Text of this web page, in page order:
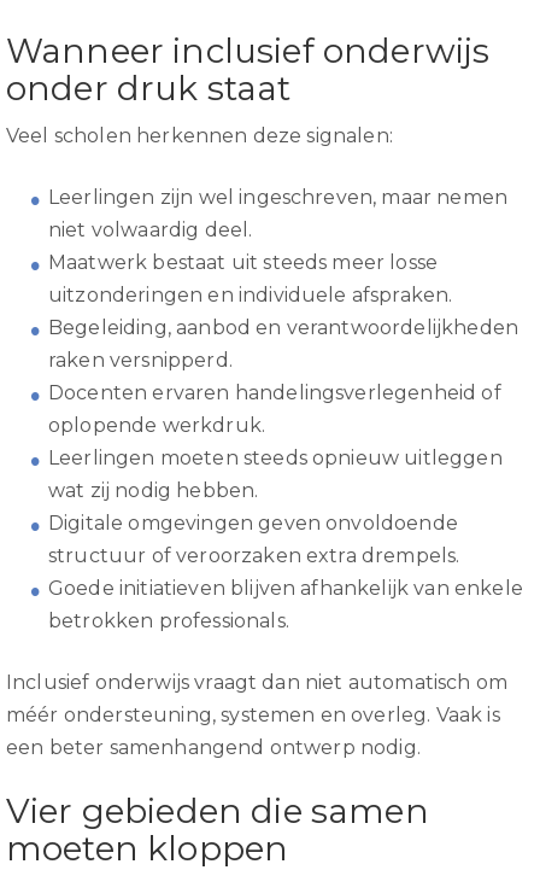
Wanneer inclusief onderwijs
onder druk staat
Veel scholen herkennen deze signalen:
Leerlingen zijn wel ingeschreven, maar nemen
niet volwaardig deel.
Maatwerk bestaat uit steeds meer losse
uitzonderingen en individuele afspraken.
Begeleiding, aanbod en verantwoordelijkheden
raken versnipperd.
Docenten ervaren handelingsverlegenheid of
oplopende werkdruk.
Leerlingen moeten steeds opnieuw uitleggen
wat zij nodig hebben.
Digitale omgevingen geven onvoldoende
structuur of veroorzaken extra drempels.
Goede initiatieven blijven afhankelijk van enkele
betrokken professionals.
Inclusief onderwijs vraagt dan niet automatisch om
méér ondersteuning, systemen en overleg. Vaak is
een beter samenhangend ontwerp nodig.
Vier gebieden die samen
moeten kloppen